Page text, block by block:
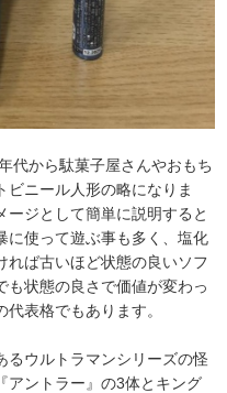
代から駄菓子屋さんやおもち
ビニール人形の略になりま
ジとして簡単に説明すると
に使って遊ぶ事も多く、塩化
れば古いほど状態の良いソフ
も状態の良さで価値が変わっ
表格でもあります。
るウルトラマンシリーズの怪
アントラー』の3体とキング